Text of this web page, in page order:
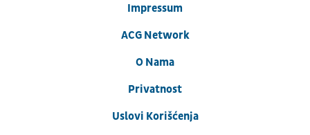
Impressum
ACG Network
O Nama
Privatnost
Uslovi Korišćenja